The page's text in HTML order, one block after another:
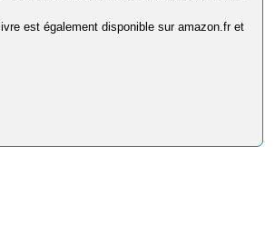
est également disponible sur amazon.fr et